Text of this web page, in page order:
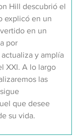
Hill descubrió el
explicó en un
en un
por
y amplía
XXI. A lo largo
las
que desee
su vida.